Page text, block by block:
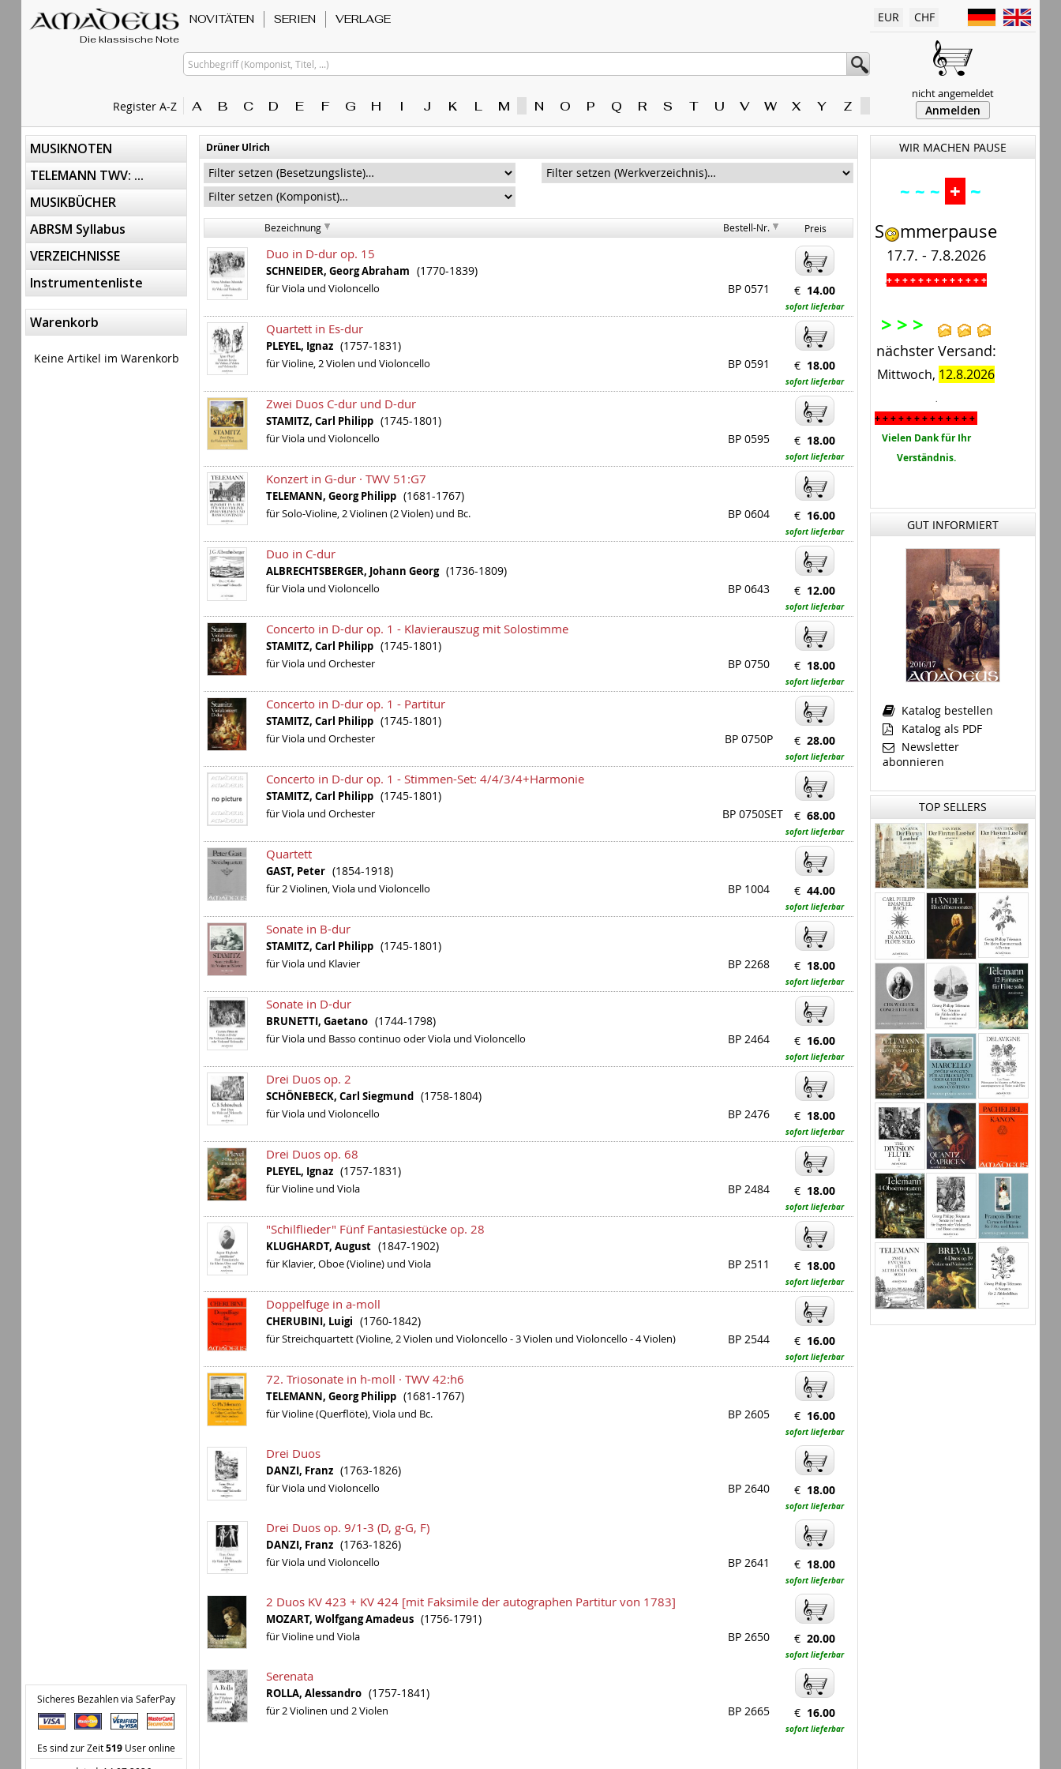
Die klassische Note
Register A-Z
NOVITÄTEN SERIEN VERLAGE
Suchbegriff (Komponist, Titel, ...)
A B C D E F G H I J K L M N O P Q R S T U V W X Y Z
EUR CHF
nicht angemeldet
Anmelden
MUSIKNOTEN
TELEMANN TWV: ...
MUSIKBÜCHER
ABRSM Syllabus
VERZEICHNISSE
Instrumentenliste
Warenkorb
Keine Artikel im Warenkorb
Sicheres Bezahlen via SaferPay
Es sind zur Zeit519 User online
Drüner Ulrich
Bezeichnung Bestell-Nr. Preis
Duo in D-dur op. 15
SCHNEIDER, Georg Abraham (1770-1839)
für Viola und Violoncello BP 0571 € 14.00
sofort lieferbar
Quartett in Es-dur
PLEYEL, Ignaz (1757-1831)
für Violine, 2 Violen und Violoncello BP 0591 € 18.00
sofort lieferbar
Zwei Duos C-dur und D-dur
STAMITZ, Carl Philipp (1745-1801)
für Viola und Violoncello BP 0595 € 18.00
sofort lieferbar
Konzert in G-dur · TWV 51:G7
TELEMANN, Georg Philipp (1681-1767)
für Solo-Violine, 2 Violinen (2 Violen) und Bc. BP 0604 € 16.00
sofort lieferbar
Duo in C-dur
ALBRECHTSBERGER, Johann Georg (1736-1809)
für Viola und Violoncello BP 0643 € 12.00
sofort lieferbar
Concerto in D-dur op. 1 - Klavierauszug mit Solostimme
STAMITZ, Carl Philipp (1745-1801)
für Viola und Orchester BP 0750 € 18.00
sofort lieferbar
Concerto in D-dur op. 1 - Partitur
STAMITZ, Carl Philipp (1745-1801)
für Viola und Orchester BP 0750P € 28.00
sofort lieferbar
Concerto in D-dur op. 1 - Stimmen-Set: 4/4/3/4+Harmonie
STAMITZ, Carl Philipp (1745-1801)
für Viola und Orchester BP 0750SET € 68.00
sofort lieferbar
Quartett
GAST, Peter (1854-1918)
für 2 Violinen, Viola und Violoncello BP 1004 € 44.00
sofort lieferbar
Sonate in B-dur
STAMITZ, Carl Philipp (1745-1801)
für Viola und Klavier BP 2268 € 18.00
sofort lieferbar
Sonate in D-dur
BRUNETTI, Gaetano (1744-1798)
für Viola und Basso continuo oder Viola und Violoncello BP 2464 € 16.00
sofort lieferbar
Drei Duos op. 2
SCHÖNEBECK, Carl Siegmund (1758-1804)
für Viola und Violoncello BP 2476 € 18.00
sofort lieferbar
Drei Duos op. 68
PLEYEL, Ignaz (1757-1831)
für Violine und Viola BP 2484 € 18.00
sofort lieferbar
"Schilflieder" Fünf Fantasiestücke op. 28
KLUGHARDT, August (1847-1902)
für Klavier, Oboe (Violine) und Viola BP 2511 € 18.00
sofort lieferbar
Doppelfuge in a-moll
CHERUBINI, Luigi (1760-1842)
für Streichquartett (Violine, 2 Violen und Violoncello - 3 Violen und Violoncello - 4 Violen) BP 2544 € 16.00
sofort lieferbar
72. Triosonate in h-moll · TWV 42:h6
TELEMANN, Georg Philipp (1681-1767)
für Violine (Querflöte), Viola und Bc. BP 2605 € 16.00
sofort lieferbar
Drei Duos
DANZI, Franz (1763-1826)
für Viola und Violoncello BP 2640 € 18.00
sofort lieferbar
Drei Duos op. 9/1-3 (D, g-G, F)
DANZI, Franz (1763-1826)
für Viola und Violoncello BP 2641 € 18.00
sofort lieferbar
2 Duos KV 423 + KV 424 [mit Faksimile der autographen Partitur von 1783]
MOZART, Wolfgang Amadeus (1756-1791)
für Violine und Viola BP 2650 € 20.00
sofort lieferbar
Serenata
ROLLA, Alessandro (1757-1841)
für 2 Violinen und 2 Violen BP 2665 € 16.00
sofort lieferbar
WIR MACHEN PAUSE
~ ~ ~ + ~
S mmerpause
17.7. - 7.8.2026
.+ + + + + + + + + + + + +
> > >
nächster Versand:
Mittwoch, 12.8.2026
.
+ + + + + + + + + + + + +
Vielen Dank für Ihr
Verständnis.
GUT INFORMIERT
Katalog bestellen
Katalog als PDF
Newsletter
abonnieren
TOP SELLERS